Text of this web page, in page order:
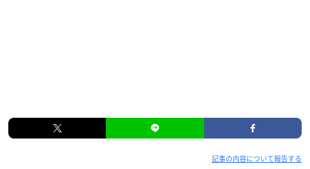
記事の内容について報告する